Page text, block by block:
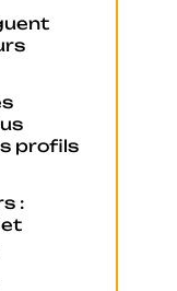
profils
: